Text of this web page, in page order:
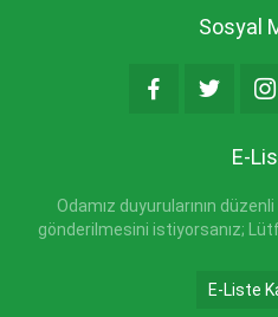
Sosyal
E-
Odamız duyurularının
gönderilmesini istiyorsanız;
E-Liste